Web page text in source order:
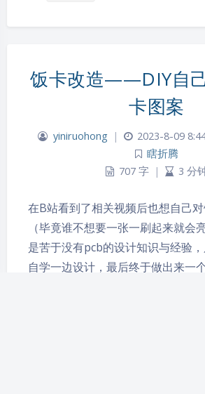
夜间模式
关闭 日落
饭卡改造——DIY自
卡图案
yiniruohong | 2023-8-09
瞎折腾
707 字 | 3 分
在B站看到了相关视频后也想自己
（毕竟谁不想要一张一刷起来就会
是苦于没有pcb的设计知识与经验
自学一边设计，最后终于做出来一